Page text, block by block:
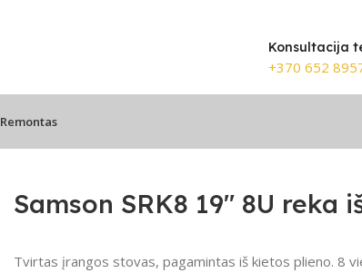
Konsultacija
+370 652
Remontas
Samson SRK8 19″ 8U reka
Tvirtas įrangos stovas, pagamintas iš kietos plieno. 8